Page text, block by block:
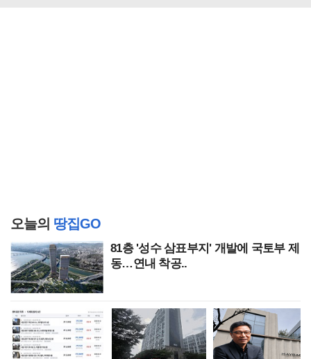
오늘의 땅집GO
81층 '성수 삼표부지' 개발에 국토부 제
동…연내 착공..